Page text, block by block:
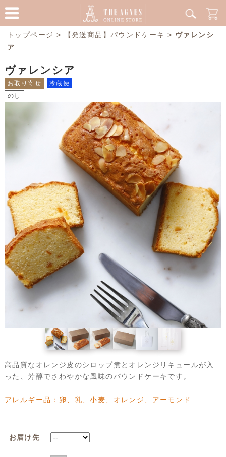
トップページ > 【発送商品】パウンドケーキ > ヴァレンシ
ア
ヴァレンシア
お取り寄せ
冷蔵便
のし
高品質なオレンジ皮のシロップ煮とオレンジリキュールが入
った、芳醇でさわやかな風味のパウンドケーキです。
アレルギー品：卵、乳、小麦、オレンジ、アーモンド
お届け先